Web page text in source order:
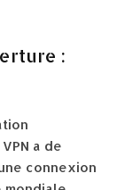
:
a de
connexion